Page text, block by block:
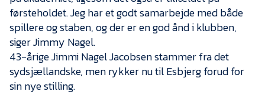
førsteholdet. Jeg har et godt samarbejde med både
spillere og staben, og der er en god ånd i klubben,
siger Jimmy Nagel.
43-årige Jimmi Nagel Jacobsen stammer fra det
sydsjællandske, men rykker nu til Esbjerg forud for
sin nye stilling.